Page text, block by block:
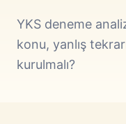
YKS deneme
konu, yanlış
kurulmalı?